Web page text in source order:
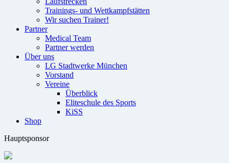
Trainings- und Wettkampfstätten
Wir suchen Trainer!
Partner
Medical Team
Partner werden
Über uns
LG Stadtwerke München
Vorstand
Vereine
Überblick
Eliteschule des Sports
KiSS
Shop
Hauptsponsor